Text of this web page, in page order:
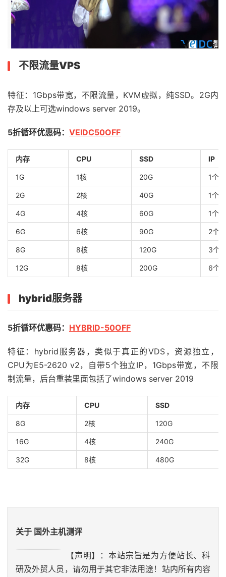
不限流量VPS
特征：1Gbps带宽，不限流量，KVM虚拟，纯SSD。2G内
存及以上可选windows server 2019。
5折循环优惠码： VEIDC50OFF
内存 CPU SSD IP
1G 1核 20G 1个
2G 2核 40G 1个
4G 4核 60G 1个
6G 6核 90G 2个
8G 8核 120G 3个
12G 8核 200G 6个
hybrid服务器
5折循环优惠码： HYBRID-50OFF
特征：hybrid服务器，类似于真正的VDS，资源独立，
CPU为E5-2620 v2，自带5个独立IP，1Gbps带宽，不限
制流量，后台重装里面包括了windows server 2019
内存 CPU SSD
8G 2核 120G
16G 4核 240G
32G 8核 480G
关于 国外主机测评
【声明】：本站宗旨是为方便站长、科
研及外贸人员，请勿用于其它非法用途！站内所有内容